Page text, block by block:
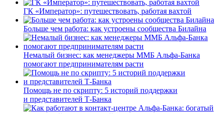
ГК «Император»: путешествовать, работая вахтой
Больше чем работа: как устроены сообщества Билайна
Немалый бизнес: как менеджеры ММБ Альфа-Банка
помогают предпринимателям расти
Помощь не по скрипту: 5 историй поддержки
и представителей Т-Банка